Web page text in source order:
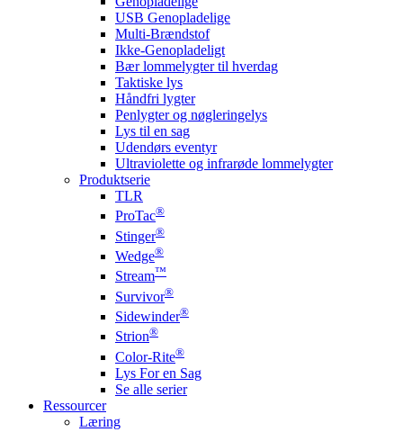
USB Genopladelige
Multi-Brændstof
Ikke-Genopladeligt
Bær lommelygter til hverdag
Taktiske lys
Håndfri lygter
Penlygter og nøgleringelys
Lys til en sag
Udendørs eventyr
Ultraviolette og infrarøde lommelygter
Produktserie
TLR
ProTac®
Stinger®
Wedge®
Stream™
Survivor®
Sidewinder®
Strion®
Color-Rite®
Lys For en Sag
Se alle serier
Ressourcer
Læring